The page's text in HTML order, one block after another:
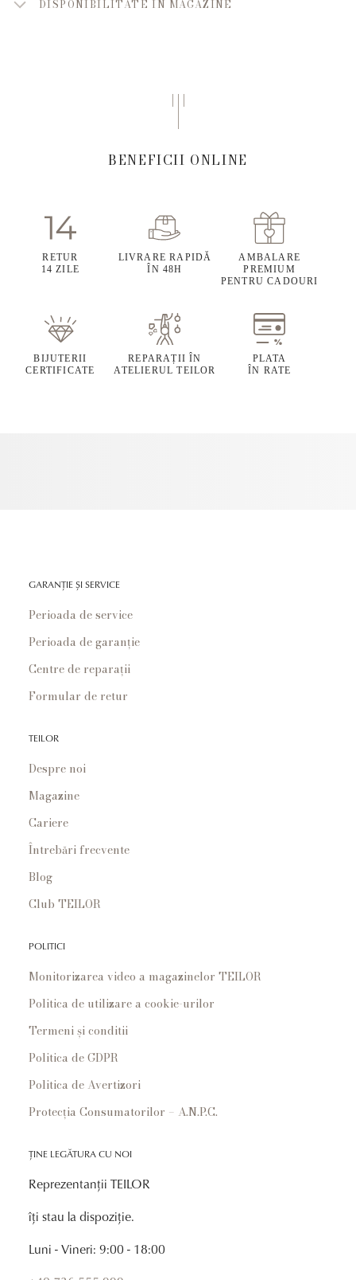
DISPONIBILITATE ÎN MAGAZINE
BENEFICII ONLINE
RETUR
14 ZILE
LIVRARE RAPIDĂ
ÎN 48H
AMBALARE
PREMIUM
PENTRU CADOURI
BIJUTERII
CERTIFICATE
REPARAȚII ÎN
ATELIERUL TEILOR
PLATA
ÎN RATE
GARANȚIE ȘI SERVICE
Perioada de service
Perioada de garanție
Centre de reparații
Formular de retur
TEILOR
Despre noi
Magazine
Cariere
Întrebări frecvente
Blog
Club TEILOR
POLITICI
Monitorizarea video a magazinelor TEILOR
Politica de utilizare a cookie-urilor
Termeni și conditii
Politica de GDPR
Politica de Avertizori
Protecția Consumatorilor – A.N.P.C.
ȚINE LEGĂTURA CU NOI
Reprezentanții TEILOR
îți stau la dispoziție.
Luni - Vineri: 9:00 - 18:00